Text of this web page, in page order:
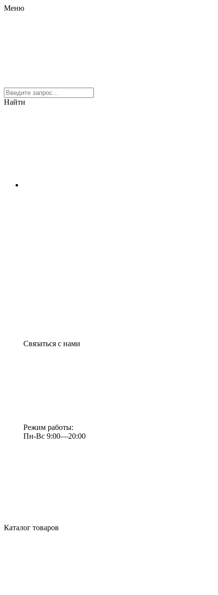
Меню
Найти
Связаться с нами
Режим работы:
Пн-Вс 9:00—20:00
Каталог товаров